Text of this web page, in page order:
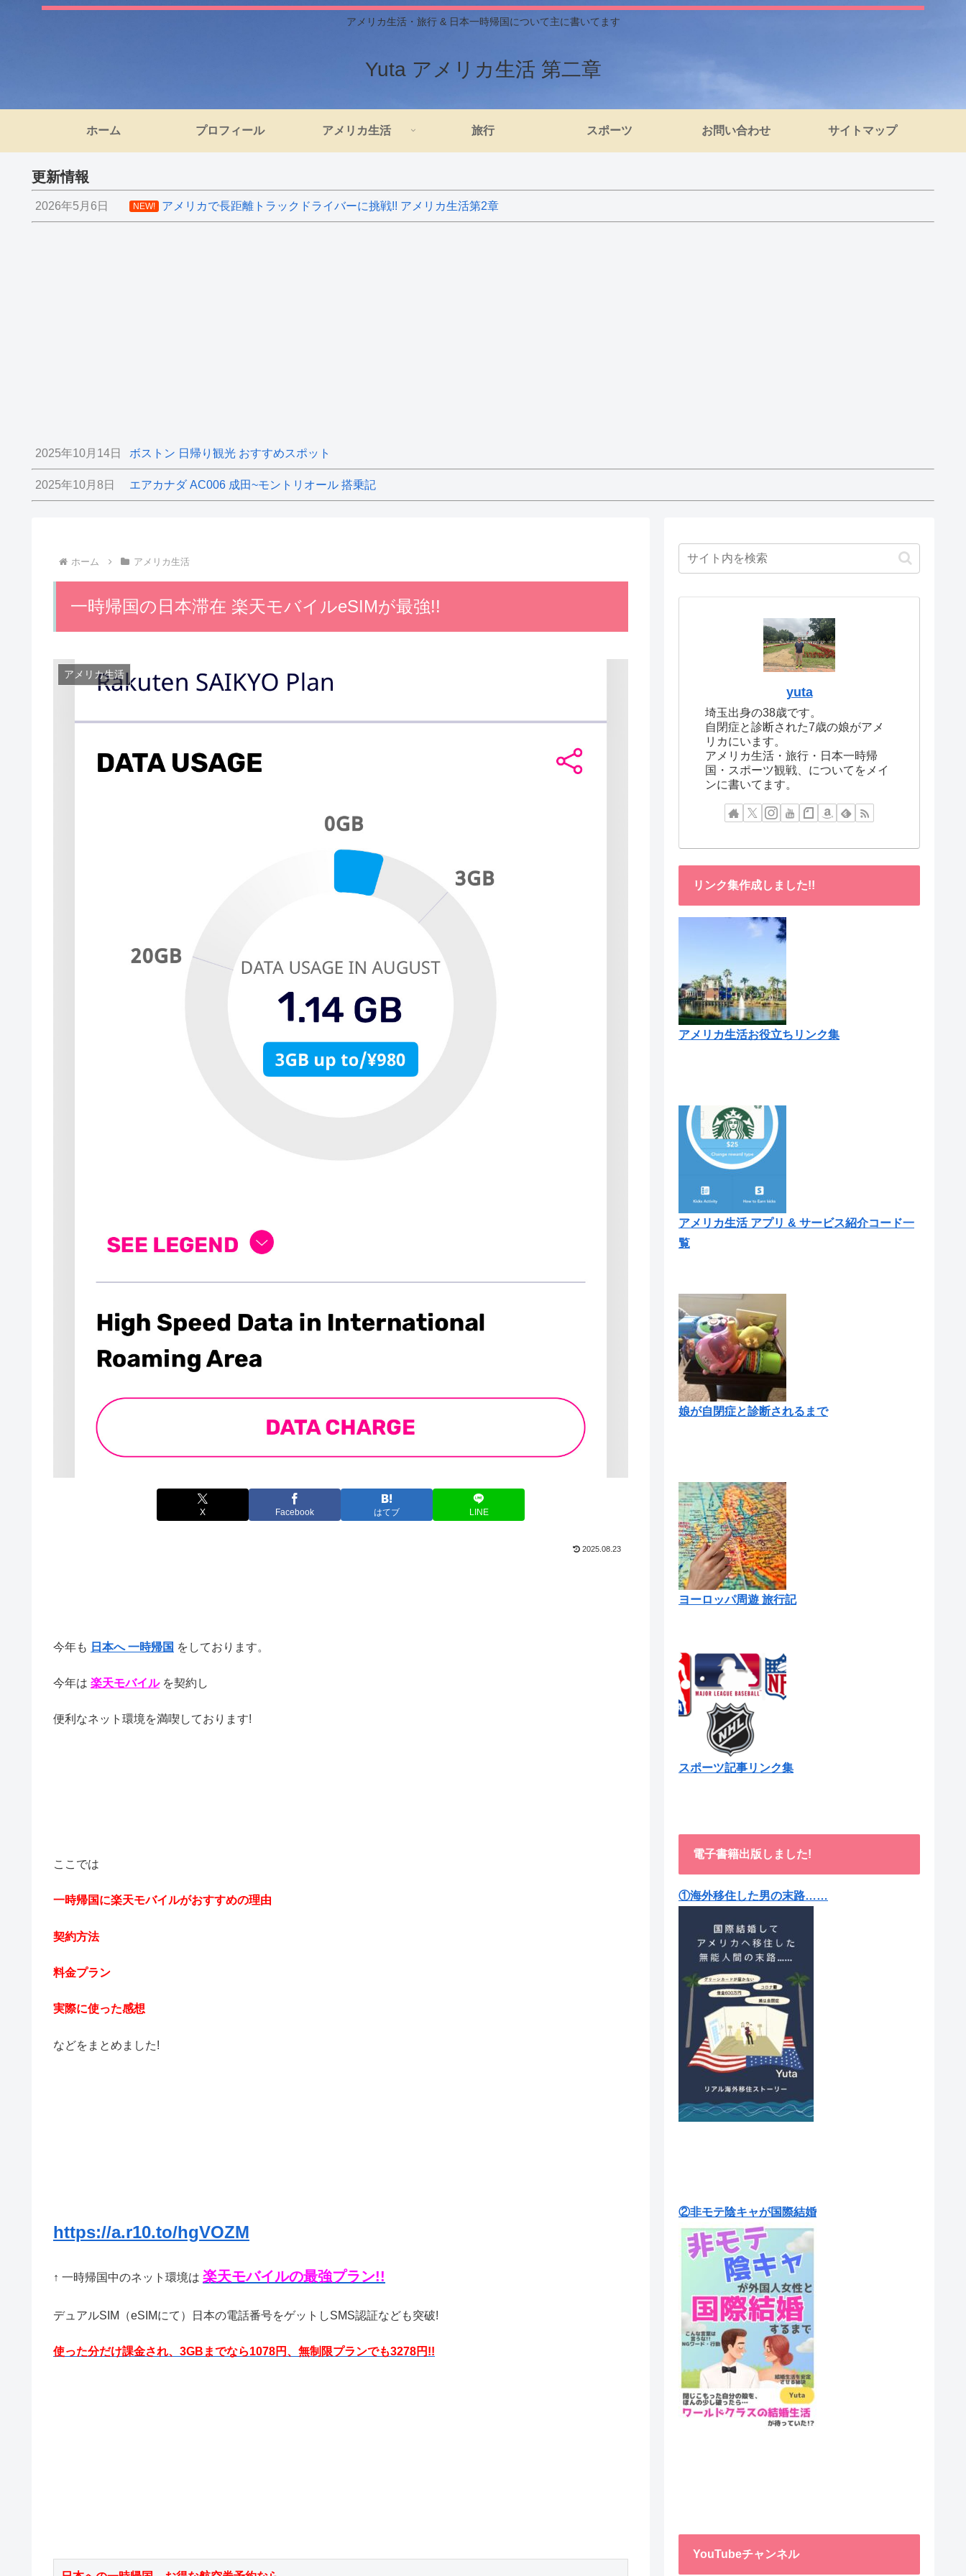
アメリカ生活・旅行 & 日本一時帰国について主に書いてます
Yuta アメリカ生活 第二章
ホーム プロフィール アメリカ生活 旅行 スポーツ お問い合わせ サイトマップ
更新情報
2026年5月6日 NEW! アメリカで長距離トラックドライバーに挑戦!! アメリカ生活第2章
2025年10月14日 ボストン 日帰り観光 おすすめスポット
2025年10月8日 エアカナダ AC006 成田~モントリオール 搭乗記
ホーム アメリカ生活
一時帰国の日本滞在 楽天モバイルeSIMが最強!!
アメリカ生活
X Facebook はてブ LINE
2025.08.23
今年も 日本へ 一時帰国 をしております。
今年は 楽天モバイルを契約し
便利なネット環境を満喫しております!
ここでは
一時帰国に楽天モバイルがおすすめの理由
契約方法
料金プラン
実際に使った感想
などをまとめました!
https://a.r10.to/hgVOZM
↑ 一時帰国中のネット環境は 楽天モバイルの最強プラン!!
デュアルSIM（eSIMにて）日本の電話番号をゲットしSMS認証なども突破!
使った分だけ課金され、3GBまでなら1078円、無制限プランでも3278円!!
yuta
埼玉出身の38歳です。
自閉症と診断された7歳の娘がアメ
リカにいます。
アメリカ生活・旅行・日本一時帰
国・スポーツ観戦、についてをメイ
ンに書いてます。
リンク集作成しました!!
アメリカ生活お役立ちリンク集
アメリカ生活 アプリ & サービス紹介コード一
覧
娘が自閉症と診断されるまで
ヨーロッパ周遊 旅行記
スポーツ記事リンク集
電子書籍出版しました!
①海外移住した男の末路……
②非モテ陰キャが国際結婚
YouTubeチャンネル